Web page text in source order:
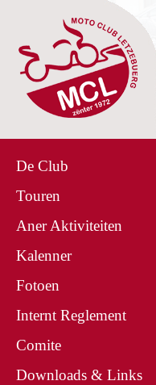
De Club
Touren
Aner Aktiviteiten
Kalenner
Fotoen
Internt Reglement
Comite
Downloads & Links